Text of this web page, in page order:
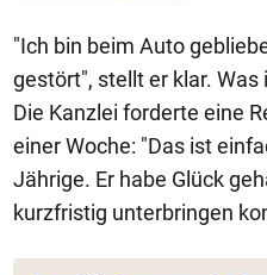
"Ich bin beim Auto
gestört", stellt er klar.
Die Kanzlei forderte eine
einer Woche: "Das ist
Jährige. Er habe Glück
kurzfristig unterbringen